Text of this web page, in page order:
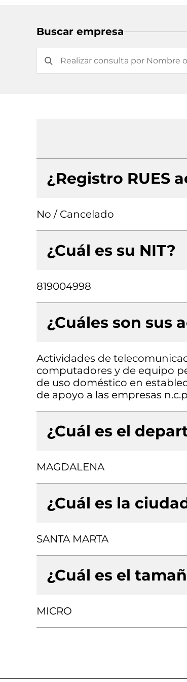
Buscar empresa
¿Registro RUES
No / Cancelado
¿Cuál es su NIT?
819004998
¿Cuáles son sus
Actividades de
computadores y de equipo
de uso doméstico en
de apoyo a las empresas
¿Cuál es el
MAGDALENA
¿Cuál es la
SANTA MARTA
¿Cuál es el
MICRO